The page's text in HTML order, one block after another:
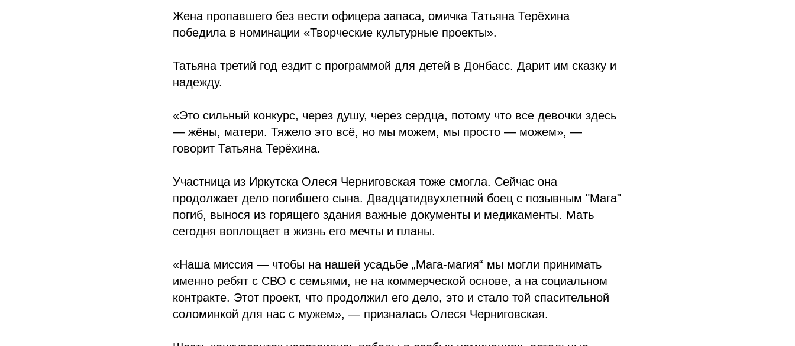
Жена пропавшего без вести офицера запаса, омичка Татьяна Терёхина
победила в номинации «Творческие культурные проекты».
Татьяна третий год ездит с программой для детей в Донбасс. Дарит им сказку и
надежду.
«Это сильный конкурс, через душу, через сердца, потому что все девочки здесь
— жёны, матери. Тяжело это всё, но мы можем, мы просто — можем», —
говорит Татьяна Терёхина.
Участница из Иркутска Олеся Черниговская тоже смогла. Сейчас она
продолжает дело погибшего сына. Двадцатидвухлетний боец с позывным "Мага"
погиб, вынося из горящего здания важные документы и медикаменты. Мать
сегодня воплощает в жизнь его мечты и планы.
«Наша миссия — чтобы на нашей усадьбе „Мага-магия“ мы могли принимать
именно ребят с СВО с семьями, не на коммерческой основе, а на социальном
контракте. Этот проект, что продолжил его дело, это и стало той спасительной
соломинкой для нас с мужем», — призналась Олеся Черниговская.